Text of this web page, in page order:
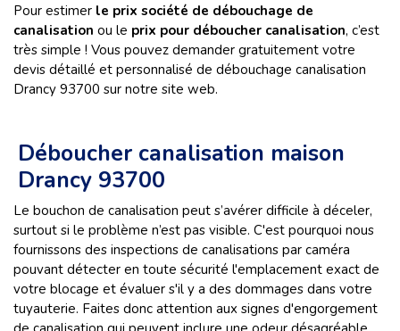
Pour estimer le prix société de débouchage de
canalisation ou le prix pour déboucher canalisation, c’est
très simple ! Vous pouvez demander gratuitement votre
devis détaillé et personnalisé de débouchage canalisation
Drancy 93700 sur notre site web.
Déboucher canalisation maison
Drancy 93700
Le bouchon de canalisation peut s’avérer difficile à déceler,
surtout si le problème n’est pas visible. C'est pourquoi nous
fournissons des inspections de canalisations par caméra
pouvant détecter en toute sécurité l'emplacement exact de
votre blocage et évaluer s'il y a des dommages dans votre
tuyauterie. Faites donc attention aux signes d'engorgement